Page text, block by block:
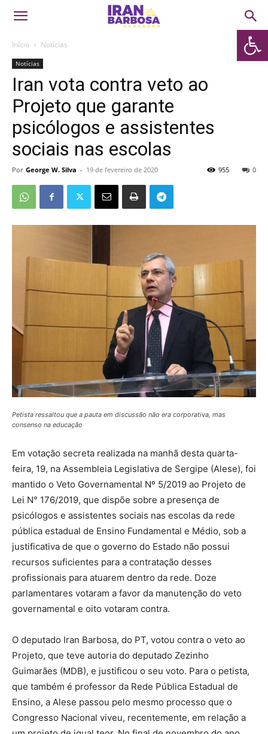
Abrir
Início Notícias
Notícias
Iran vota contra veto ao
Projeto que garante
psicólogos e assistentes
sociais nas escolas
Por George W. Silva - 19 de fevereiro de 2020 0
955
Petista ressaltou que a pauta em discussão não era corporativa, mas
consenso na educação
Em votação secreta realizada na manhã desta quarta-
feira, 19, na Assembleia Legislativa de Sergipe (Alese), foi
mantido o Veto Governamental Nº 5/2019 ao Projeto de
Lei N° 176/2019, que dispõe sobre a presença de
psicólogos e assistentes sociais nas escolas da rede
pública estadual de Ensino Fundamental e Médio, sob a
justificativa de que o governo do Estado não possui
recursos suficientes para a contratação desses
profissionais para atuarem dentro da rede. Doze
parlamentares votaram a favor da manutenção do veto
governamental e oito votaram contra.
O deputado Iran Barbosa, do PT, votou contra o veto ao
Projeto, que teve autoria do deputado Zezinho
Guimarães (MDB), e justificou o seu voto. Para o petista,
que também é professor da Rede Pública Estadual de
Ensino, a Alese passou pelo mesmo processo que o
Congresso Nacional viveu, recentemente, em relação a